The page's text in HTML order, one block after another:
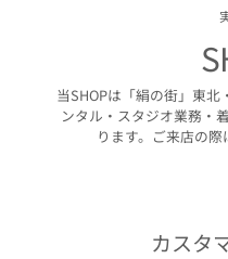
当SHOPは「絹の街」東
ンタル・スタジオ業務・
ります。ご来店の際
カスタ